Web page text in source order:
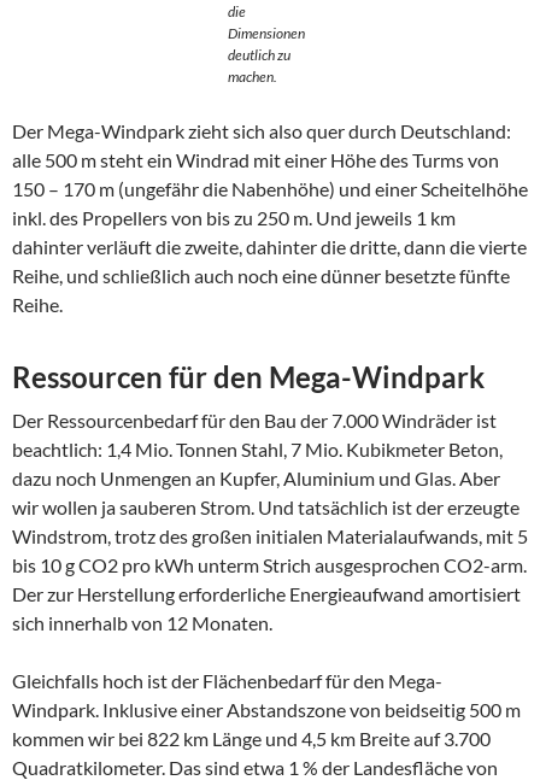
die
Dimensionen
deutlich zu
machen.
Der Mega-Windpark zieht sich also quer durch Deutschland:
alle 500 m steht ein Windrad mit einer Höhe des Turms von
150 – 170 m (ungefähr die Nabenhöhe) und einer Scheitelhöhe
inkl. des Propellers von bis zu 250 m. Und jeweils 1 km
dahinter verläuft die zweite, dahinter die dritte, dann die vierte
Reihe, und schließlich auch noch eine dünner besetzte fünfte
Reihe.
Ressourcen für den Mega-Windpark
Der Ressourcenbedarf für den Bau der 7.000 Windräder ist
beachtlich: 1,4 Mio. Tonnen Stahl, 7 Mio. Kubikmeter Beton,
dazu noch Unmengen an Kupfer, Aluminium und Glas. Aber
wir wollen ja sauberen Strom. Und tatsächlich ist der erzeugte
Windstrom, trotz des großen initialen Materialaufwands, mit 5
bis 10 g CO2 pro kWh unterm Strich ausgesprochen CO2-arm.
Der zur Herstellung erforderliche Energieaufwand amortisiert
sich innerhalb von 12 Monaten.
Gleichfalls hoch ist der Flächenbedarf für den Mega-
Windpark. Inklusive einer Abstandszone von beidseitig 500 m
kommen wir bei 822 km Länge und 4,5 km Breite auf 3.700
Quadratkilometer. Das sind etwa 1 % der Landesfläche von